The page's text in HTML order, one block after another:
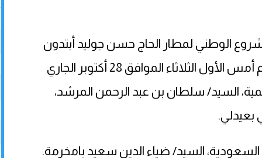
الوطني لمطار الحاج حسن جوليد أبتدون
الدولي في بعيدلي، السيد/ سيمون ميبراتو، يوم أمس الأول الثلاثاء الموافق 28 أكتوبر الجاري
السيد/ سلطان بن عبد الرحمن المرشد،
بعيدلي.
السعودية، السيد/ ضياء الدين سعيد بامخرمة.